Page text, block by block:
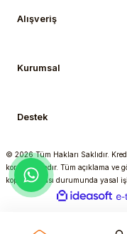
Alışveriş
Kurumsal
Destek
© 2026 Tüm Hakları Saklıdır.
korunmaktadır. Tüm açıklama ve
kopyalanması durumunda yasal